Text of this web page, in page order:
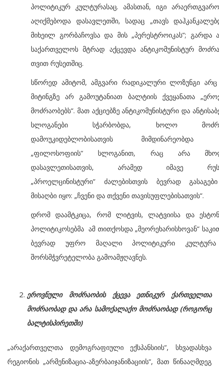
პოლიტიკურ კულტურასაც. ამასთან, იგი
აღიქმებოდა დასავლეთში, სადაც „თავს
მიხეილ გორბაჩოვსა და მის „პერესტროიკას“; გარდა
საქართველოს მტრად აქცევდა ანტიკომუნისტურ
თვით რუსეთშიც.
სწორედ ამიტომ, ამგვარი რადიკალური ლოზუნგი
მიტინგზე არ გამოუტანიათ ბალტიის ქვეყანათა
მოძრაობებს“. მათ აქციებზე ანტიკომუნისტური და
სლოგანები სჭარბობდა, ხოლო
დამოუკიდებლობისათვის მიმდინარეობდა
„ფილოსოფიის“ სლოგანით, რაც არა
დასავლეთისათვის, არამედ იმავე
„პროელცინისტური“ ძალებისთვის ბევრად
მისაღბი იყო: „ჩვენი და თქვენი თავისუფლებისათვის“.
დრომ დაამტკიცა, რომ ლიტვის, ლატვიისა და
პოლიტიკოსებმა ამ თითქოსდა „მეორეხარისხოვან“
ბევრად უფრო მაღალი პოლიტიკური
შორსმჭვრეტელობა გამოამჟღავნეს.
ეროვნული მოძრაობის ქცევა ეთნიკურ ქართველთა
მოძრაობად და არა სამოქალაქო მოძრაობად (როგორც
ბალტისპირეთში)
„არაქართველთა დემოგრაფიული ექსპანსიის“, სხვადასხვა
რეგიონის „არმენიზაცია-აზერბაიჯანიზაციის“, მათ წინააღმდეგ